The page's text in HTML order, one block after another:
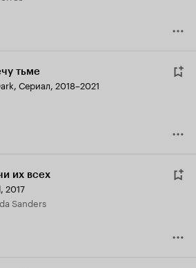
тьме
, Сериал, 2018–2021
их всех
, 2017
Sanders